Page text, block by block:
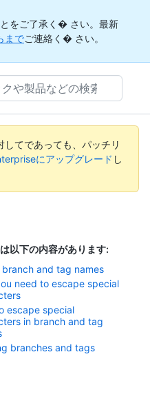
をご了承く� さい。最新
までご連絡く� さい。
てであっても、パッチリ
にアップグレード し
以下の内容があります:
and tag names
need to escape special
escape special
in branch and tag
branches and tags